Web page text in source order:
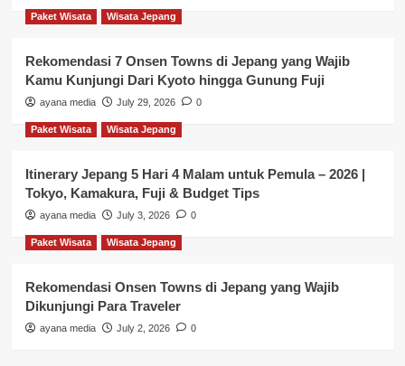
Paket Wisata Wisata Jepang
Rekomendasi 7 Onsen Towns di Jepang yang Wajib
Kamu Kunjungi Dari Kyoto hingga Gunung Fuji
ayana media July 29, 2026 0
Paket Wisata Wisata Jepang
Itinerary Jepang 5 Hari 4 Malam untuk Pemula – 2026 |
Tokyo, Kamakura, Fuji & Budget Tips
ayana media July 3, 2026 0
Paket Wisata Wisata Jepang
Rekomendasi Onsen Towns di Jepang yang Wajib
Dikunjungi Para Traveler
ayana media July 2, 2026 0